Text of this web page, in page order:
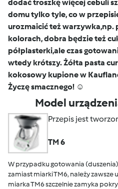
dodać troszkę więcej cebuli
domu tylko tyle, co w
urozmaicić też warzywka,np.
kolorach, dobra będzie też
półplasterki,ale czas
wtedy krótszy. Żółta pasta
kokosowy kupione w
Życzę smacznego! ☺
Model
Przepis jest
TM 6
W przypadku gotowania
zamiast miarki TM6, należy zawsze
miarka TM6 szczelnie zamyka